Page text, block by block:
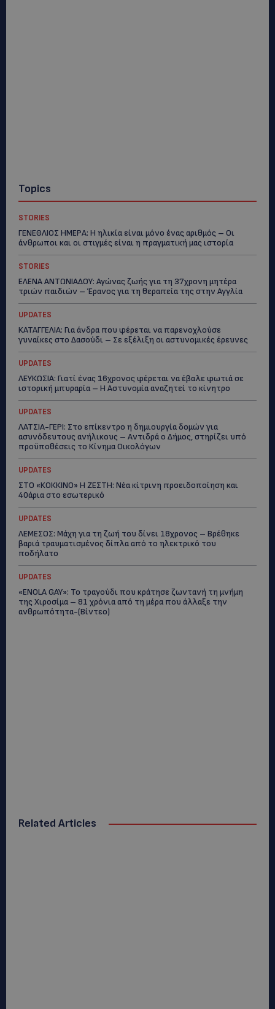
Topics
STORIES
ΓΕΝΕΘΛΙΟΣ ΗΜΕΡΑ: Η ηλικία είναι μόνο ένας αριθμός – Οι
άνθρωποι και οι στιγμές είναι η πραγματική μας ιστορία
STORIES
ΕΛΕΝΑ ΑΝΤΩΝΙΑΔΟΥ: Αγώνας ζωής για τη 37χρονη μητέρα
τριών παιδιών – Έρανος για τη θεραπεία της στην Αγγλία
UPDATES
ΚΑΤΑΓΓΕΛΙΑ: Για άνδρα που φέρεται να παρενοχλούσε
γυναίκες στο Δασούδι – Σε εξέλιξη οι αστυνομικές έρευνες
UPDATES
ΛΕΥΚΩΣΙΑ: Γιατί ένας 16χρονος φέρεται να έβαλε φωτιά σε
ιστορική μπυραρία – Η Αστυνομία αναζητεί το κίνητρο
UPDATES
ΛΑΤΣΙΑ-ΓΕΡΙ: Στο επίκεντρο η δημιουργία δομών για
ασυνόδευτους ανήλικους – Αντιδρά ο Δήμος, στηρίζει υπό
προϋποθέσεις το Κίνημα Οικολόγων
UPDATES
ΣΤΟ «ΚΟΚΚΙΝΟ» Η ΖΕΣΤΗ: Νέα κίτρινη προειδοποίηση και
40άρια στο εσωτερικό
UPDATES
ΛΕΜΕΣΟΣ: Μάχη για τη ζωή του δίνει 18χρονος – Βρέθηκε
βαριά τραυματισμένος δίπλα από το ηλεκτρικό του
ποδήλατο
UPDATES
«ENOLA GAY»: Το τραγούδι που κράτησε ζωντανή τη μνήμη
της Χιροσίμα – 81 χρόνια από τη μέρα που άλλαξε την
ανθρωπότητα-(Bίντεο)
Related Articles